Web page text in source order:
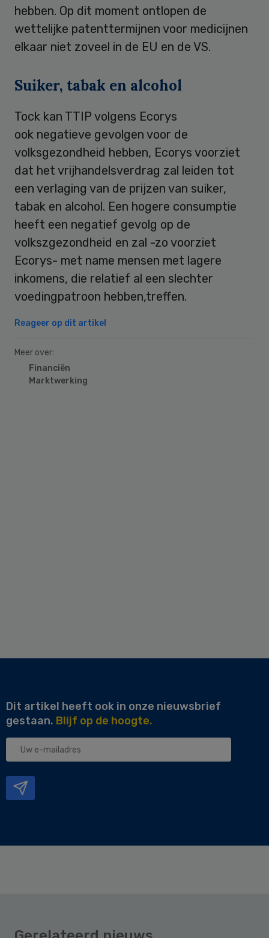
hebben. Op dit moment ontlopen de
wettelijke patenttermijnen voor medicijnen
elkaar niet zoveel in de EU en de VS.
Suiker, tabak en alcohol
Tock kan TTIP volgens Ecorys
ook negatieve gevolgen voor de
volksgezondheid hebben, Ecorys voorziet
dat het vrijhandelsverdrag zal leiden tot
een verlaging van de prijzen van suiker,
tabak en alcohol. Een hogere consumptie
heeft een negatief gevolg op de
volkszgezondheid en zal -zo voorziet
Ecorys- met name mensen met lagere
inkomens, die relatief al een slechter
voedingpatroon hebben,treffen.
Reageer op dit artikel
Meer over:
Financiën
Marktwerking
Dit artikel heeft ook in onze nieuwsbrief
gestaan. Blijf op de hoogte.
Uw